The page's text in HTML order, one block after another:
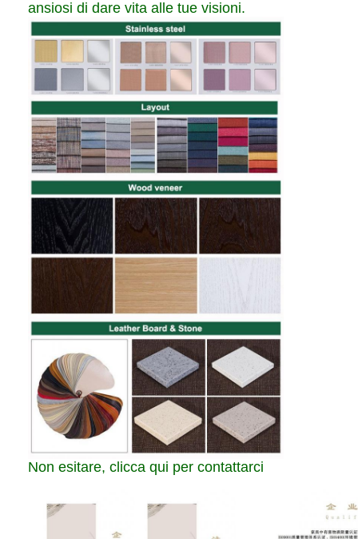
ansiosi di dare vita alle tue visioni.
Non esitare, clicca qui per contattarci